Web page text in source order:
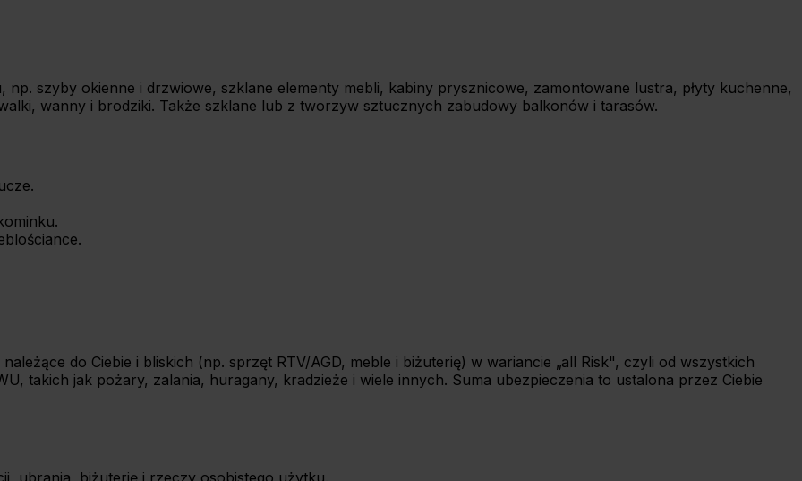
np. szyby okienne i drzwiowe, szklane elementy mebli, kabiny prysznicowe, zamontowane lustra, płyty kuchenne,
wanny i brodziki. Także szklane lub z tworzyw sztucznych zabudowy balkonów i tarasów.
do Ciebie i bliskich (np. sprzęt RTV/AGD, meble i biżuterię) w wariancie „all Risk", czyli od wszystkich
takich jak pożary, zalania, huragany, kradzieże i wiele innych. Suma ubezpieczenia to ustalona przez Ciebie